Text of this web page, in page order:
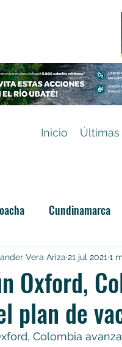
Inicio
Cundinamarca
Categoría sin
Oxford,
plan de
Vera Ariza 21 jul 2021 1
Colombia